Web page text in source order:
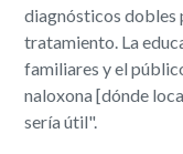
diagnósticos dobles
tratamiento. La
familiares y el
naloxona [dónde
sería útil".